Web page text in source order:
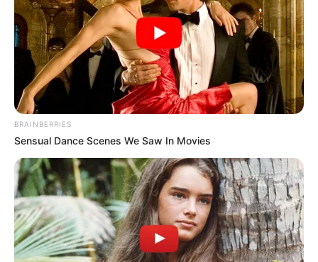
BRAINBERRIES
Sensual Dance Scenes We Saw In Movies